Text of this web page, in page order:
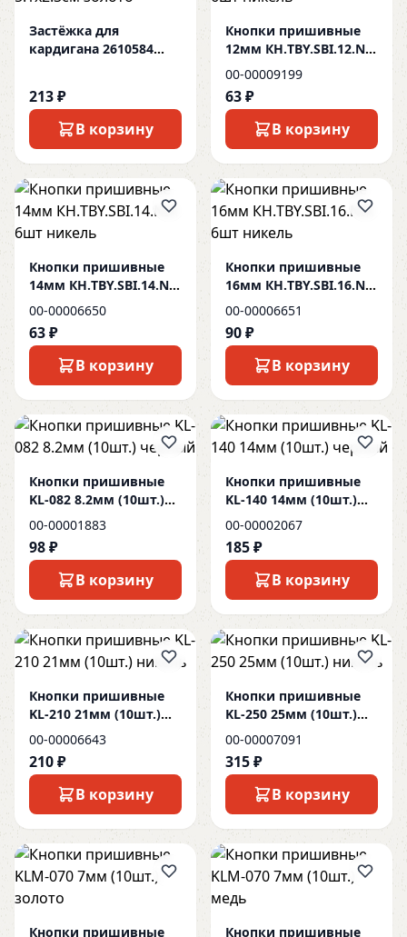
Застёжка для
кардигана 2610584
213 ₽
В корзину
Кнопки пришивные
12мм КН.TBY.SBI.12.NIK
6шт никель
00-00009199
63 ₽
В корзину
Кнопки пришивные
14мм КН.TBY.SBI.14.NIK
6шт никель
00-00006650
63 ₽
В корзину
Кнопки пришивные
16мм КН.TBY.SBI.16.NIK
6шт никель
00-00006651
90 ₽
В корзину
Кнопки пришивные
KL-082 8.2мм (10шт.)
черный
00-00001883
98 ₽
В корзину
Кнопки пришивные
KL-140 14мм (10шт.)
черный
00-00002067
185 ₽
В корзину
Кнопки пришивные
KL-210 21мм (10шт.)
никель
00-00006643
210 ₽
В корзину
Кнопки пришивные
KL-250 25мм (10шт.)
никель
00-00007091
315 ₽
В корзину
Кнопки пришивные Кнопки пришивные